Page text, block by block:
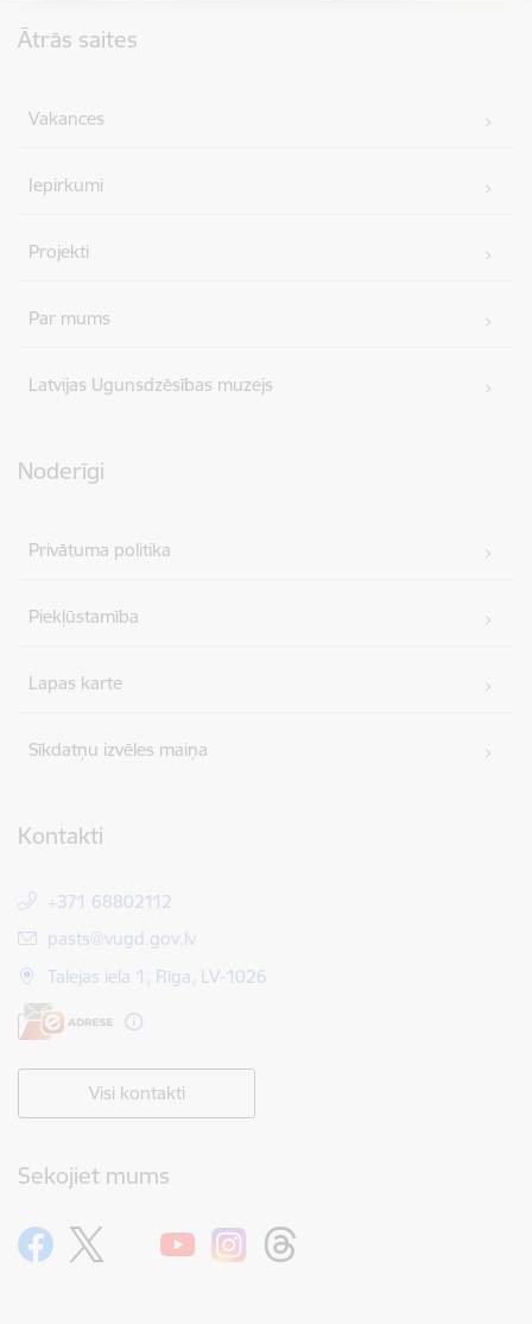
Ātrās saites
Vakances
Iepirkumi
Projekti
Par mums
Latvijas Ugunsdzēsības muzejs
Noderīgi
Privātuma politika
Piekļūstamība
Lapas karte
Sīkdatņu izvēles maiņa
Kontakti
+371 68802112
E-pasts:
pasts@vugd.gov.lv
Talejas iela 1, Rīga, LV-1026
Visi kontakti
Sekojiet mums